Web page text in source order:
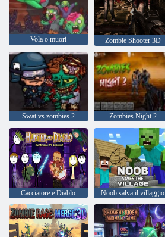
Vola o muori Zombie Shooter 3D
Swat vs zombies 2 Zombies Night 2
Cacciatore e Diablo Noob salva il villaggio